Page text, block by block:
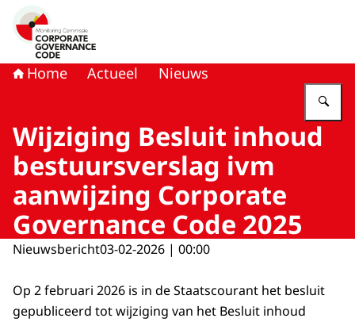
Naar de homepage van Monitoring Commissie
Home Actueel Nieuws
Wijziging Besluit inhoud
bestuursverslag ivm
aanwijzing Corporate
Governance Code 2025
Nieuwsbericht03-02-2026 | 00:00
Op 2 februari 2026 is in de Staatscourant het besluit
gepubliceerd tot wijziging van het Besluit inhoud